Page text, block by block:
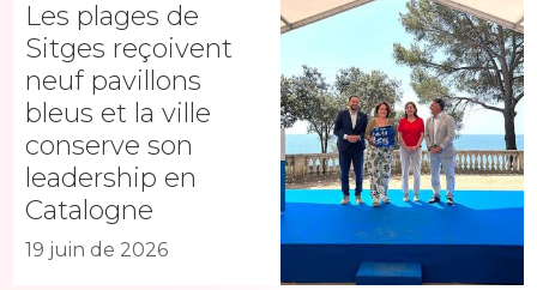
Les plages de
Sitges reçoivent
neuf pavillons
bleus et la ville
conserve son
leadership en
Catalogne
19 juin de 2026